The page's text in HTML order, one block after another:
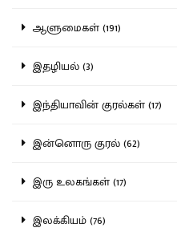
ஆளுமைகள் (191)
இதழியல் (3)
இந்தியாவின் குரல்கள் (17)
இன்னொரு குரல் (62)
இரு உலகங்கள் (17)
இலக்கியம் (76)